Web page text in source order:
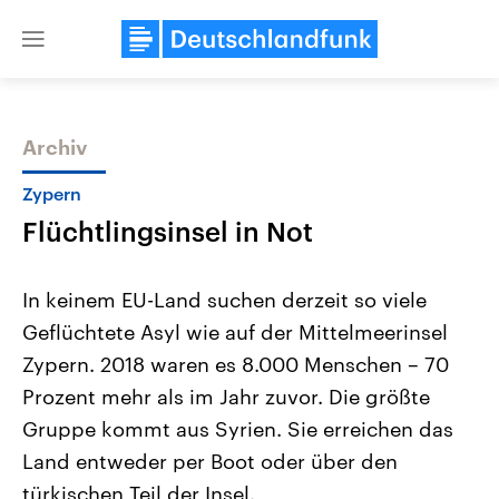
Close
Themen
Landtagswahl Sachsen-Anhalt
2026
Alle Informationen
Sachsen-Anhalt wählt am 6.
September 2026 einen neuen
Landtag. Seit 2021 wird das
Bundesland von einer Koalition aus
USA
Aktuelle Beiträge,
Hintergründe
Wirtschaftlich und
gehören die Vereinigten
Archiv
Zypern
Flüchtlingsinsel in Not
In keinem EU-Land suchen derzeit so viele
Geflüchtete Asyl wie auf der Mittelmeerinsel
Zypern. 2018 waren es 8.000 Menschen – 70
Prozent mehr als im Jahr zuvor. Die größte
Gruppe kommt aus Syrien. Sie erreichen das
Land entweder per Boot oder über den
türkischen Teil der Insel.